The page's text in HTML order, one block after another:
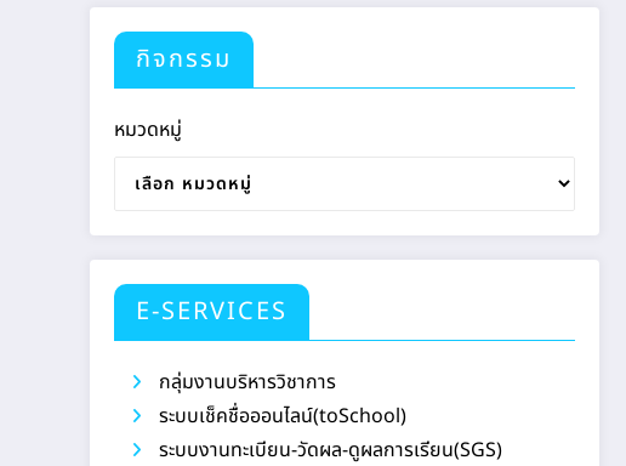
กิจกรรม
หมวดหมู่
E-SERVICES
กลุ่มงานบริหารวิชาการ
ระบบเช็คชื่อออนไลน์(toSchool)
ระบบงานทะเบียน-วัดผล-ดูผลการเรียน(SGS)